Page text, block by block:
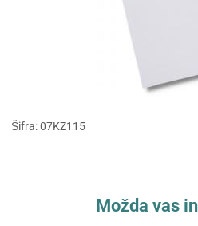
Šifra: 07KZ115
Možda vas